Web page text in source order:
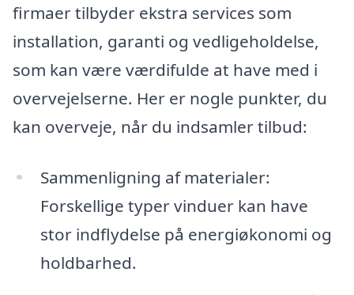
firmaer tilbyder ekstra services som
installation, garanti og vedligeholdelse,
som kan være værdifulde at have med i
overvejelserne. Her er nogle punkter, du
kan overveje, når du indsamler tilbud:
Sammenligning af materialer:
Forskellige typer vinduer kan have
stor indflydelse på energiøkonomi og
holdbarhed.